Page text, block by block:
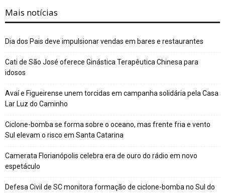
Mais notícias
Dia dos Pais deve impulsionar vendas em bares e restaurantes
Cati de São José oferece Ginástica Terapêutica Chinesa para
idosos
Avaí e Figueirense unem torcidas em campanha solidária pela Casa
Lar Luz do Caminho
Ciclone-bomba se forma sobre o oceano, mas frente fria e vento
Sul elevam o risco em Santa Catarina
Camerata Florianópolis celebra era de ouro do rádio em novo
espetáculo
Defesa Civil de SC monitora formação de ciclone-bomba no Sul do